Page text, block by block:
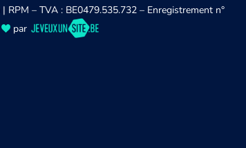
| RPM – TVA : BE0479.535.732 – Enregistrement n°
par